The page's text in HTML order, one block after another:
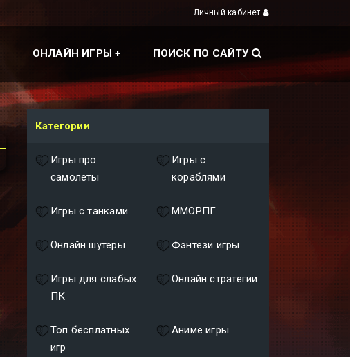
Личный кабинет
ОНЛАЙН ИГРЫ ПОИСК ПО САЙТУ
Категории
Игры про
самолеты
Игры с
кораблями
Игры с танками ММОРПГ
Онлайн шутеры Фэнтези игры
Игры для слабых
ПК
Онлайн стратегии
Топ бесплатных
игр
Аниме игры